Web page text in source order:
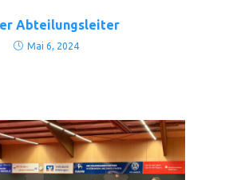
Abteilungsleiter
Mai 6, 2024